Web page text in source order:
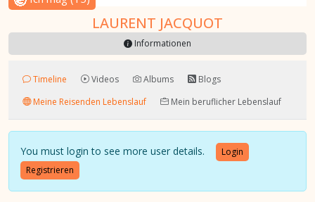
LAURENT JACQUOT
Informationen
Timeline Videos Albums
Blogs
Meine Reisenden Lebenslauf
Mein beruflicher Lebenslauf
You must login to see more user details.
Login
Registrieren